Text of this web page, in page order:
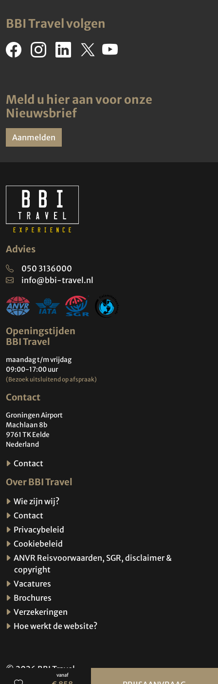
vanaf
BBI Travel volgen
Meld u hier aan voor onze
Nieuwsbrief
Aanmelden
Advies
050 3136000
info@bbi-travel.nl
Openingstijden
BBI Travel
maandag t/m vrijdag
09:00-17:00 uur
(Bezoek uitsluitend op afspraak)
Contact
Groningen Airport
Machlaan 8b
9761 TK Eelde
Nederland
Contact
Over BBI Travel
Wie zijn wij?
Contact
Privacybeleid
Cookiebeleid
ANVR Reisvoorwaarden, SGR, disclaimer &
copyright
Vacatures
Brochures
Verzekeringen
Hoe werkt de website?
© 2026 BBI Travel
Privacybeleid